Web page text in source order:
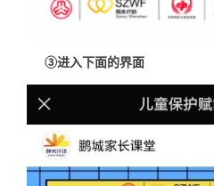
③进入下面的界面